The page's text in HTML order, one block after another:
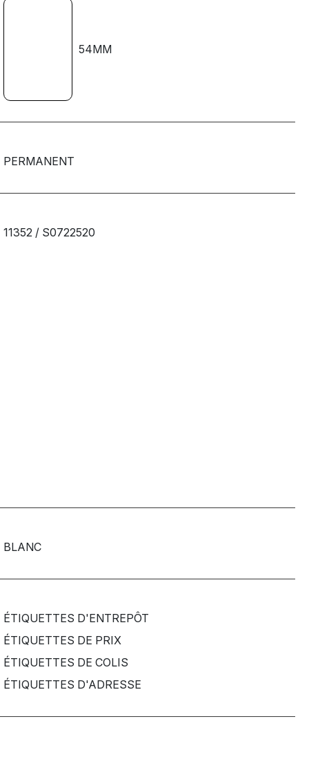
54MM
PERMANENT
11352 / S0722520
BLANC
ÉTIQUETTES D'ENTREPÔT
ÉTIQUETTES DE PRIX
ÉTIQUETTES DE COLIS
ÉTIQUETTES D'ADRESSE